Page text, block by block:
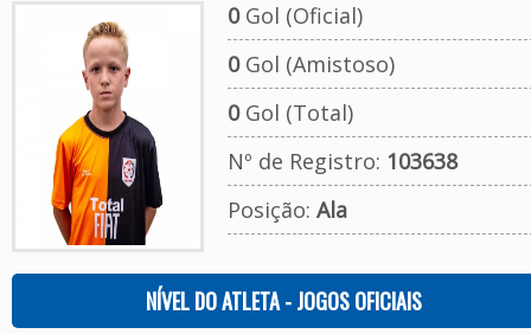
0Gol (Oficial)
0Gol (Amistoso)
0Gol (Total)
Nº de Registro: 103638
Posição: Ala
NÍVEL DO ATLETA - JOGOS OFICIAIS